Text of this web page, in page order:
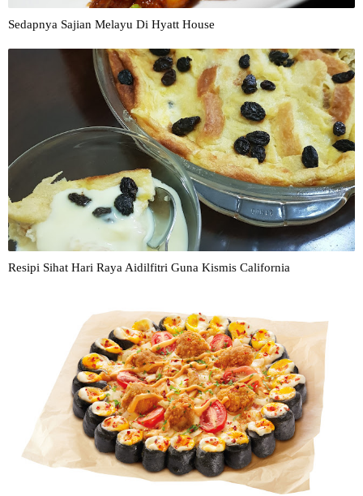
Sedapnya Sajian Melayu Di Hyatt House
Resipi Sihat Hari Raya Aidilfitri Guna Kismis California